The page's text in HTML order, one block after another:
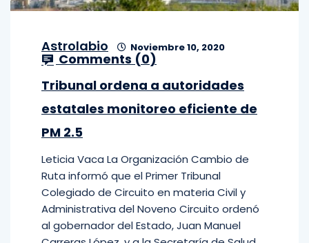
Astrolabio Noviembre 10, 2020
Comments (0)
Tribunal ordena a autoridades
estatales monitoreo eficiente de
PM 2.5
Leticia Vaca La Organización Cambio de
Ruta informó que el Primer Tribunal
Colegiado de Circuito en materia Civil y
Administrativa del Noveno Circuito ordenó
al gobernador del Estado, Juan Manuel